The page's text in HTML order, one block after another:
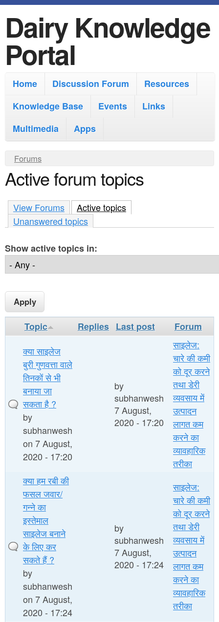
k
i
p
t
o
n
c
o
n
n
Dairy Knowledge
Portal
M
n
u
Home Discussion Forum
Resources
Knowledge Base
Events
Links
Multimedia
Apps
Y
o
u
a
r
h
e
e
Forums
Active forum topics
View Forums Active topics
Unanswered topics
Show active topics in:
Topic Replies Last post
Forum
क्या साइलेज
बुरी गुणवत्ता वाले
तिनकों से भी
बनाया जा
सकता है ?
by
subhanwesh
on 7 August,
2020 - 17:20
by
subhanwesh
7 August,
2020 - 17:20
साइलेज:
चारे की कमी
को दूर करने
तथा डेरी
व्यवसाय में
उत्पादन
लागत कम
करने का
व्यावहारिक
तरीका
क्या हम रबी की
फसल जवार/
गन्ने का
इस्तेमाल
साइलेज बनाने
के लिए कर
सकते हैं ?
by
subhanwesh
on 7 August,
2020 - 17:24
by
subhanwesh
7 August,
2020 - 17:24
साइलेज:
चारे की कमी
को दूर करने
तथा डेरी
व्यवसाय में
उत्पादन
लागत कम
करने का
व्यावहारिक
तरीका